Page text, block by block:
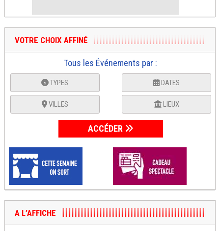
VOTRE CHOIX AFFINÉ
Tous les Événements par :
TYPES DATES
VILLES LIEUX
ACCÉDER
A L’AFFICHE